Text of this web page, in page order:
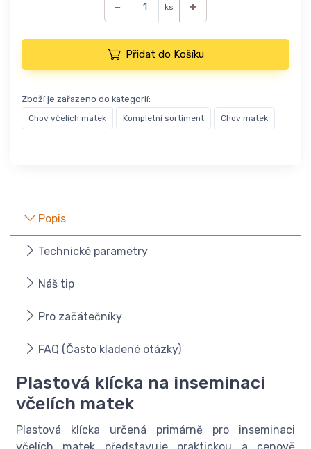
− ks +
Přidat do Košíku
Zboží je zařazeno do kategorií:
Chov včelích matek Kompletní sortiment Chov matek
Popis
Technické parametry
Náš tip
Pro začátečníky
FAQ (Často kladené otázky)
Plastová klícka na inseminaci
včelích matek
Plastová klícka určená primárně pro inseminaci